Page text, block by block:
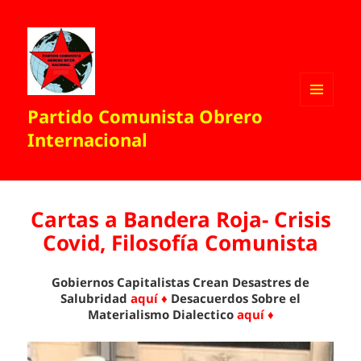
Partido Comunista Obrero
Internacional
Cartas a Bandera Roja- Crisis
Covid, Filosofía Comunista
Gobiernos Capitalistas Crean Desastres de
Salubridad aquí ♦ Desacuerdos Sobre el
Materialismo Dialectico aquí ♦